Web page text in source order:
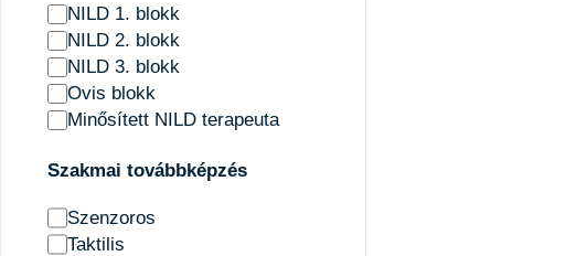
NILD 1. blokk
NILD 2. blokk
NILD 3. blokk
Ovis blokk
Minősített NILD terapeuta
Szakmai továbbképzés
Szenzoros
Taktilis